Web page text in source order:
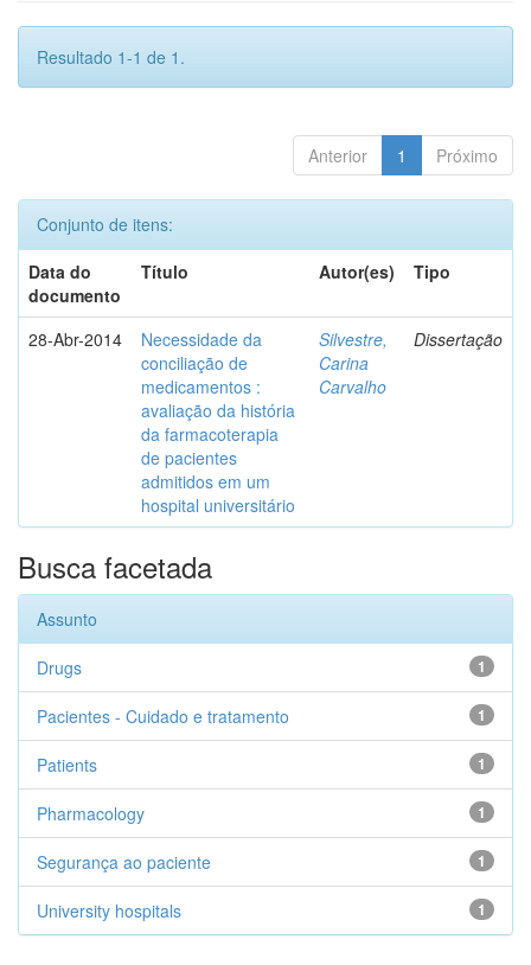
Resultado 1-1 de 1.
Anterior 1 Próximo
Conjunto de itens:
Data do
documento
Título Autor(es) Tipo
28-Abr-2014
Necessidade da
conciliação de
medicamentos :
avaliação da história
da farmacoterapia
de pacientes
admitidos em um
hospital universitário
Silvestre,
Carina
Carvalho
Dissertação
Busca facetada
Assunto
1
Drugs
1
Pacientes - Cuidado e tratamento
1
Patients
1
Pharmacology
1
Segurança ao paciente
1
University hospitals